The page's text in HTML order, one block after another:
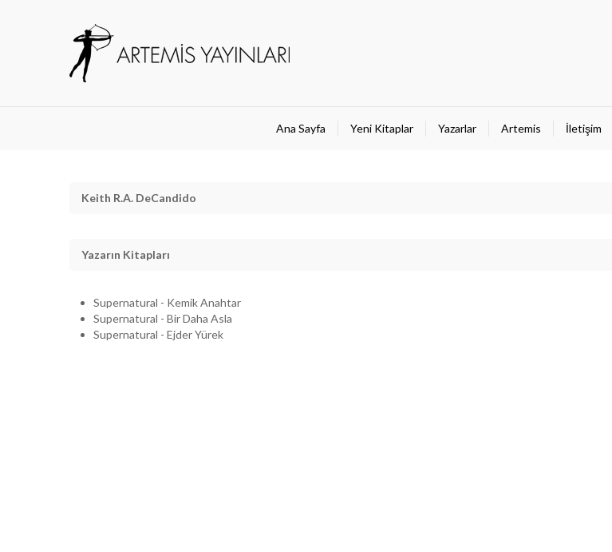
Ana Sayfa Yeni Kitaplar Yazarlar Artemis İletişim
Keith R.A. DeCandido
Yazarın Kitapları
Supernatural - Kemik Anahtar
Supernatural - Bir Daha Asla
Supernatural - Ejder Yürek